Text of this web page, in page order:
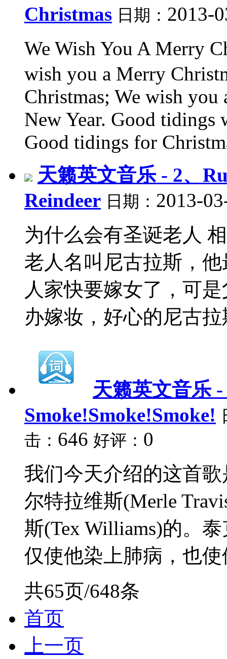
Christmas 日期： 2013-
We Wish You A Merry
wish you a Merry
Christmas; We wish you
New Year. Good
Good tidings for
天籁英文音乐 - 2、
Reindeer 日期： 2013-
为什么会有圣诞老人
老人名叫尼古拉斯，
人家快要嫁女了，可
办嫁妆，好心的尼古拉
天籁英文音乐
Smoke!Smoke!Smoke!
击： 646 好评： 0
我们今天介绍的这首
尔特拉维斯(Merle
斯(Tex Williams)的。
仅使他染上肺病，也
共65页/648条
首页
上一页